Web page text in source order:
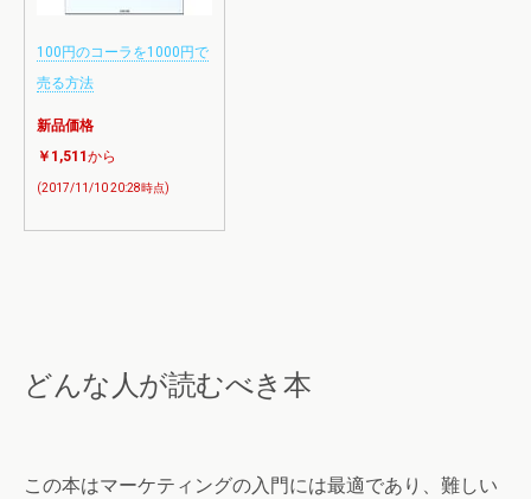
100円のコーラを1000円で
売る方法
新品価格
￥1,511 から
(2017/11/10 20:28時点)
どんな人が読むべき本
この本はマーケティングの入門には最適であり、難しい